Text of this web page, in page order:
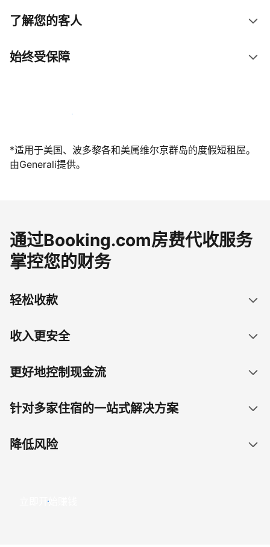
了解您的客人
始终受保障
立即与我们一起迎接客人
*适用于美国、波多黎各和美属维尔京群岛的度假短租屋。
由Generali提供。
通过Booking.com房费代收服务
掌控您的财务
轻松收款
收入更安全
更好地控制现金流
针对多家住宿的一站式解决方案
降低风险
立即开始赚钱